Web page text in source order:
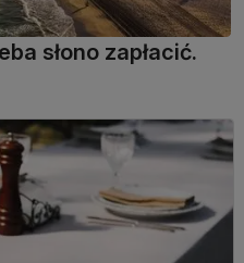
słono zapłacić.